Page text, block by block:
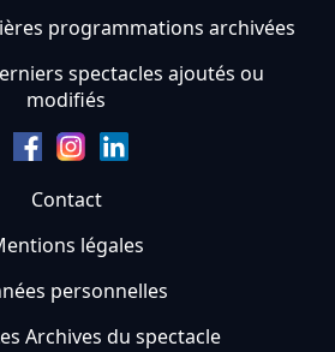
programmations archivées
spectacles ajoutés ou
modifiés
Contact
légales
personnelles
Archives du spectacle